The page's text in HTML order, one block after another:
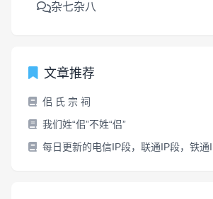
杂七杂八
文章推荐
佀 氏 宗 祠
我们姓“佀”不姓“侣”
每日更新的电信IP段，联通IP段，铁通